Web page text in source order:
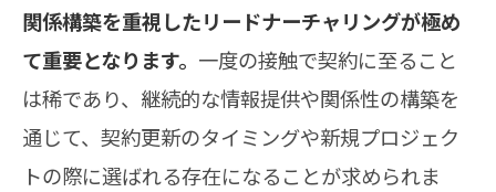
関係構築を重視したリードナーチャリングが極め
て重要となります。 一度の接触で契約に至ること
は稀であり、継続的な情報提供や関係性の構築を
通じて、契約更新のタイミングや新規プロジェク
トの際に選ばれる存在になることが求められま